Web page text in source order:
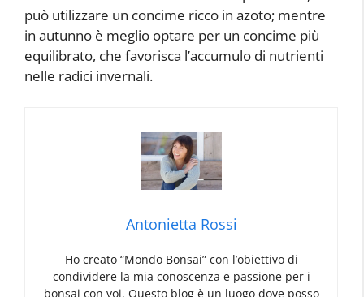
può utilizzare un concime ricco in azoto; mentre
in autunno è meglio optare per un concime più
equilibrato, che favorisca l’accumulo di nutrienti
nelle radici invernali.
Antonietta Rossi
Ho creato “Mondo Bonsai” con l’obiettivo di
condividere la mia conoscenza e passione per i
bonsai con voi. Questo blog è un luogo dove posso